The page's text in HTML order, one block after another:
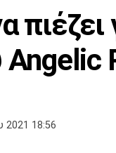
2021 18:56